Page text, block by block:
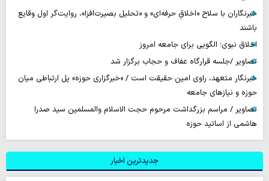
خبرنگاران با سلاح «اخلاقِ حرفه‌ای» و «تحلیل بصیرت‌افزا»، روایت‌گر اول وقایع
باشند
اخلاق نبوی؛ الگویی برای جامعه امروز
تصاویر /جلسه قرارگاه عفاف و حجاب برگزار شد
خبرنگار متعهد، راوی امین حقیقت است / «خبرگزاری حوزه» پل ارتباطی میان
حوزه و نیازهای جامعه
تصاویر / مراسم بزرگداشت مرحوم حجت الاسلام والمسلمین سید صدرا
هاشمی از اساتید حوزه
جدیدترین اخبار